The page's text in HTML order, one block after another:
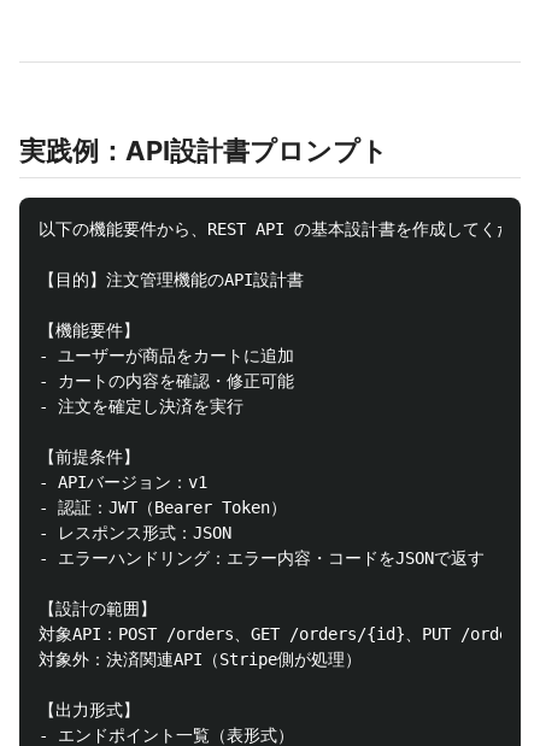
実践例：API設計書プロンプト
以下の機能要件から、REST API の基本設計書を作成してくださ
【目的】注文管理機能のAPI設計書
【機能要件】
- ユーザーが商品をカートに追加
- カートの内容を確認・修正可能
- 注文を確定し決済を実行
【前提条件】
- APIバージョン：v1
- 認証：JWT（Bearer Token）
- レスポンス形式：JSON
- エラーハンドリング：エラー内容・コードをJSONで返す
【設計の範囲】
対象API：POST /orders、GET /orders/{id}、PUT /
対象外：決済関連API（Stripe側が処理）
【出力形式】
- エンドポイント一覧（表形式）